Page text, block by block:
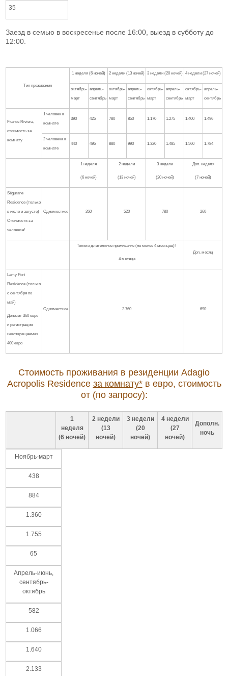
35
Заезд в семью в воскресенье после 16:00, выезд в субботу до
12:00.
Тип проживания
1 неделя (6 ночей) 2 недели (13 ночей) 3 недели (20 ночей) 4 недели (27 ночей)
октябрь-
март
апрель-
сентябрь
октябрь-
март
апрель-
сентябрь
октябрь-
март
апрель-
сентябрь
октябрь-
март
апрель-
сентябрь
France Riviera,
стоимость за
комнату
1 человек в
комнате
390 425 780 850 1.170 1.275 1.400 1.496
2 человека в
комнате
440 495 880 990 1.320 1.485 1.560 1.784
1 неделя
(6 ночей)
2 недели
(13 ночей)
3 недели
(20 ночей)
Доп. неделя
(7 ночей)
Ségurane
Residence (только
в июле и августе)
Стоимость за
человека!
Одноместное 260 520 780 260
Только длительное проживание (не менее 4 месяцев)!
4 месяца
Доп. месяц
Lamy Port
Residence (только
с сентября по
май)
Депозит 360 евро
и регистрация
невозвращаемая
400 евро
Одноместное 2.760 690
Стоимость проживания в резиденции Adagio
Acropolis Residence за комнату*в евро, стоимость
от (по запросу):
1
неделя
(6 ночей)
2 недели
(13
ночей)
3 недели
(20
ночей)
4 недели
(27
ночей)
Дополн.
ночь
Ноябрь-март
438
884
1.360
1.755
65
Апрель-июнь,
сентябрь-
октябрь
582
1.066
1.640
2.133